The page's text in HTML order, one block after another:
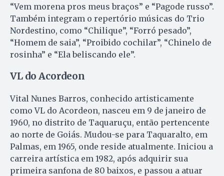
“Vem morena pros meus braços” e “Pagode russo”.
Também integram o repertório músicas do Trio
Nordestino, como “Chilique”, “Forró pesado”,
“Homem de saia”, “Proibido cochilar”, “Chinelo de
rosinha” e “Ela beliscando ele”.
VL do Acordeon
Vital Nunes Barros, conhecido artisticamente
como VL do Acordeon, nasceu em 9 de janeiro de
1960, no distrito de Taquaruçu, então pertencente
ao norte de Goiás. Mudou-se para Taquaralto, em
Palmas, em 1965, onde reside atualmente. Iniciou a
carreira artística em 1982, após adquirir sua
primeira sanfona de 80 baixos, e passou a atuar